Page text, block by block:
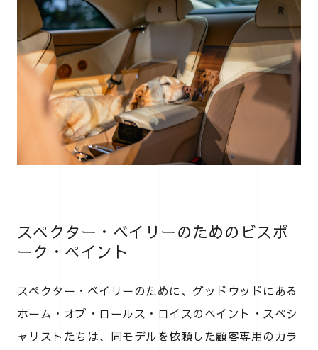
スペクター・ベイリーのためのビスポ
ーク・ペイント
スペクター・ベイリーのために、グッドウッドにある
ホーム・オブ・ロールス・ロイスのペイント・スペシ
ャリストたちは、同モデルを依頼した顧客専用のカラ